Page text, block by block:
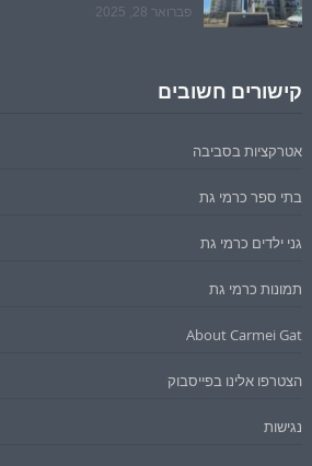
פברואר 28, 2025
קישורים חשובים
אטרקציות בסביבה
בתי ספר כרמי גת
גני ילדים כרמי גת
תמונות כרמי גת
About Carmei Gat
הצטרפו אלינו בפייסבוק
נגישות